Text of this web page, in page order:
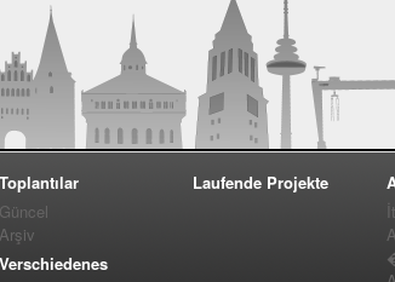
Toplantılar
Güncel
Arşiv
Verschiedenes
Laufende Projekte